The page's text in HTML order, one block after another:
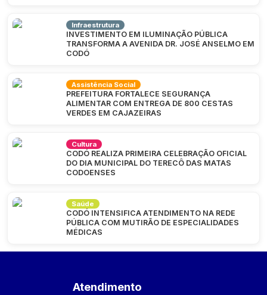
Infraestrutura
INVESTIMENTO EM ILUMINAÇÃO PÚBLICA
TRANSFORMA A AVENIDA DR. JOSÉ ANSELMO EM
CODÓ
Assistência Social
PREFEITURA FORTALECE SEGURANÇA
ALIMENTAR COM ENTREGA DE 800 CESTAS
VERDES EM CAJAZEIRAS
Cultura
CODÓ REALIZA PRIMEIRA CELEBRAÇÃO OFICIAL
DO DIA MUNICIPAL DO TERECÔ DAS MATAS
CODOENSES
Saúde
CODÓ INTENSIFICA ATENDIMENTO NA REDE
PÚBLICA COM MUTIRÃO DE ESPECIALIDADES
MÉDICAS
Atendimento